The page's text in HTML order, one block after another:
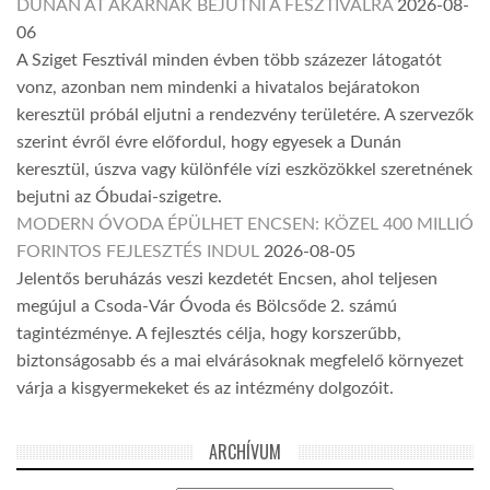
DUNÁN ÁT AKARNAK BEJUTNI A FESZTIVÁLRA 2026-08-
06
A Sziget Fesztivál minden évben több százezer látogatót
vonz, azonban nem mindenki a hivatalos bejáratokon
keresztül próbál eljutni a rendezvény területére. A szervezők
szerint évről évre előfordul, hogy egyesek a Dunán
keresztül, úszva vagy különféle vízi eszközökkel szeretnének
bejutni az Óbudai-szigetre.
MODERN ÓVODA ÉPÜLHET ENCSEN: KÖZEL 400 MILLIÓ
FORINTOS FEJLESZTÉS INDUL 2026-08-05
Jelentős beruházás veszi kezdetét Encsen, ahol teljesen
megújul a Csoda-Vár Óvoda és Bölcsőde 2. számú
tagintézménye. A fejlesztés célja, hogy korszerűbb,
biztonságosabb és a mai elvárásoknak megfelelő környezet
várja a kisgyermekeket és az intézmény dolgozóit.
ARCHÍVUM